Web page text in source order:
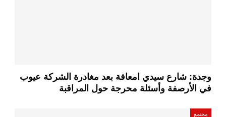
وجدة: شارع سيدي امعافة بعد مغادرة الشركة عيوب
في الأرصفة وأسئلة محرجة حول المراقبة
مجتمع